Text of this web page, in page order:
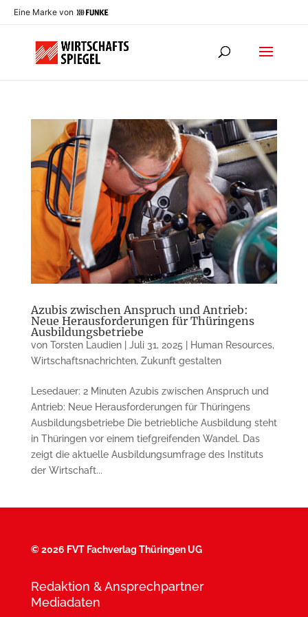
Eine Marke von
Azubis zwischen Anspruch und Antrieb:
Neue Herausforderungen für Thüringens
Ausbildungsbetriebe
von Torsten Laudien| Juli 31, 2025 Human Resources,
Wirtschaftsnachrichten, Zukunft gestalten
Lesedauer: 2 Minuten Azubis zwischen Anspruch und
Antrieb: Neue Herausforderungen für Thüringens
Ausbildungsbetriebe Die betriebliche Ausbildung steht
in Thüringen vor einem tiefgreifenden Wandel. Das
zeigt die aktuelle Ausbildungsumfrage des Instituts
der Wirtschaft...
©2026 FVT Fachverlag Thüringen UG
Redaktion & Ansprechpartner
Mediadaten